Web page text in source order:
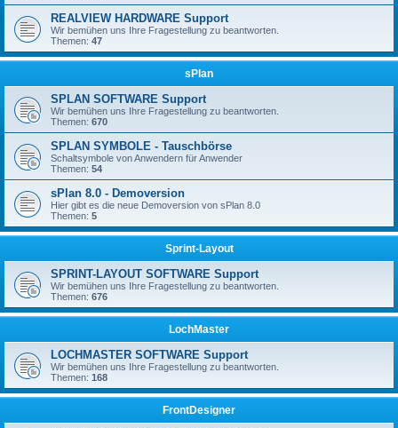
REALVIEW HARDWARE Support
Wir bemühen uns Ihre Fragestellung zu beantworten.
Themen: 47
sPlan
SPLAN SOFTWARE Support
Wir bemühen uns Ihre Fragestellung zu beantworten.
Themen: 670
SPLAN SYMBOLE - Tauschbörse
Schaltsymbole von Anwendern für Anwender
Themen: 54
sPlan 8.0 - Demoversion
Hier gibt es die neue Demoversion von sPlan 8.0
Themen: 5
Sprint-Layout
SPRINT-LAYOUT SOFTWARE Support
Wir bemühen uns Ihre Fragestellung zu beantworten.
Themen: 676
LochMaster
LOCHMASTER SOFTWARE Support
Wir bemühen uns Ihre Fragestellung zu beantworten.
Themen: 168
FrontDesigner